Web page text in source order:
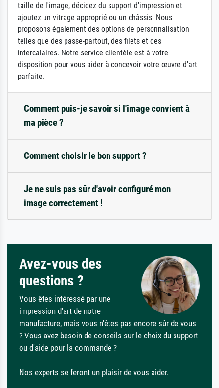
taille de l'image, décidez du support d'impression et
ajoutez un vitrage approprié ou un châssis. Nous
proposons également des options de personnalisation
telles que des passe-partout, des filets et des
intercalaires. Notre service clientèle est à votre
disposition pour vous aider à concevoir votre œuvre d'art
parfaite.
Comment puis-je savoir si l'image convient à
ma pièce ?
Comment choisir le bon support ?
Je ne suis pas sûr d'avoir configuré mon
image correctement !
Avez-vous des
questions ?
Vous êtes intéressé par une
impression d'art de notre
manufacture, mais vous n'êtes pas encore sûr de vous
? Vous avez besoin de conseils sur le choix du support
ou d'aide pour la commande ?
Nos experts se feront un plaisir de vous aider.